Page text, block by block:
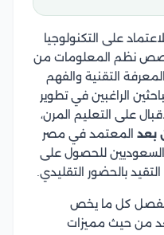
على التكنولوجيا
نظم المعلومات من
التقنية والفهم
الراغبين في تطوير
على التعليم المرن،
بعد المعتمد في مصر
للحصول على
بالحضور التقليدي.
كل ما يخص
من حيث مميزات